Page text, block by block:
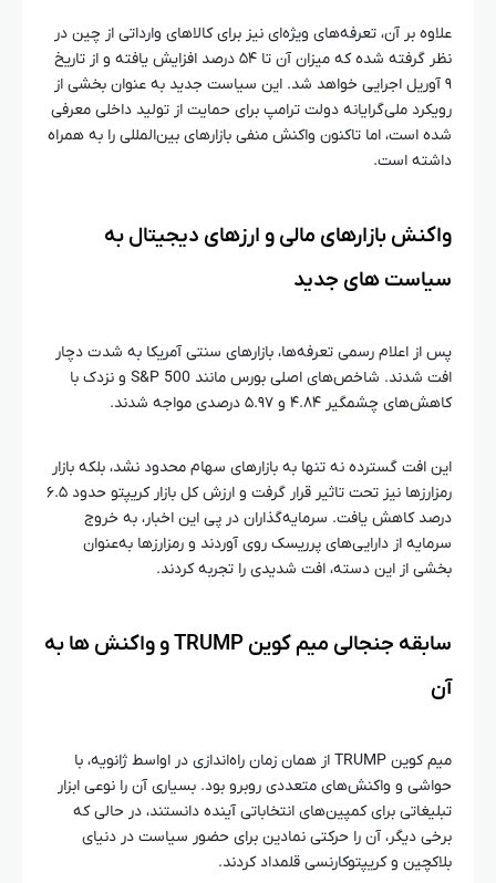
علاوه بر آن، تعرفه‌های ویژه‌ای نیز برای کالاهای وارداتی از چین در
نظر گرفته شده که میزان آن تا ۵۴ درصد افزایش یافته و از تاریخ
۹ آوریل اجرایی خواهد شد. این سیاست جدید به عنوان بخشی از
رویکرد ملی‌گرایانه دولت ترامپ برای حمایت از تولید داخلی معرفی
شده است، اما تاکنون واکنش منفی بازارهای بین‌المللی را به همراه
داشته است.
واکنش بازارهای مالی و ارزهای دیجیتال به
سیاست‌ های جدید
پس از اعلام رسمی تعرفه‌ها، بازارهای سنتی آمریکا به شدت دچار
افت شدند. شاخص‌های اصلی بورس مانند S&P 500 و نزدک با
کاهش‌های چشمگیر ۴.۸۴ و ۵.۹۷ درصدی مواجه شدند.
این افت گسترده نه تنها به بازارهای سهام محدود نشد، بلکه بازار
رمزارزها نیز تحت تاثیر قرار گرفت و ارزش کل بازار کریپتو حدود ۶.۵
درصد کاهش یافت. سرمایه‌گذاران در پی این اخبار، به خروج
سرمایه از دارایی‌های پرریسک روی آوردند و رمزارزها به‌عنوان
بخشی از این دسته، افت شدیدی را تجربه کردند.
سابقه جنجالی میم کوین TRUMP و واکنش‌ ها به
آن
میم کوین TRUMP از همان زمان راه‌اندازی در اواسط ژانویه، با
حواشی و واکنش‌های متعددی روبرو بود. بسیاری آن را نوعی ابزار
تبلیغاتی برای کمپین‌های انتخاباتی آینده دانستند، در حالی که
برخی دیگر، آن را حرکتی نمادین برای حضور سیاست در دنیای
بلاکچین و کریپتوکارنسی قلمداد کردند.